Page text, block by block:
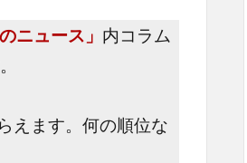
ニュース」 内コラム
えます。何の順位な